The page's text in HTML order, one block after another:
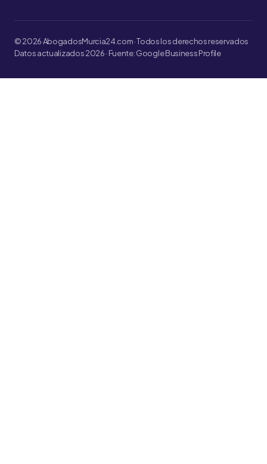
© 2026 AbogadosMurcia24.com · Todos los derechos reservados
Datos actualizados 2026 · Fuente: Google Business Profile